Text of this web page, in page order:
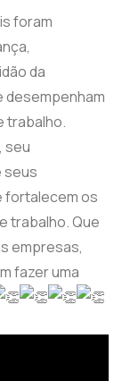
foram
da
desempenham
trabalho.
seu
seus
fortalecem os
trabalho. Que
empresas,
fazer uma